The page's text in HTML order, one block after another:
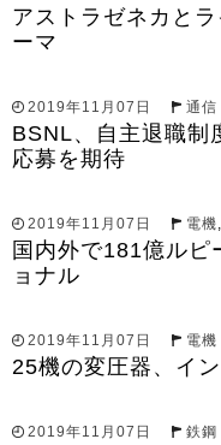
アストラゼネカと
ーマ
2019年11月07日 通信
BSNL、自主退職制
応募を期待
2019年11月07日 電機,
国内外で181億ルピ
ョナル
2019年11月07日 電機
25機の変圧器、イ
2019年11月07日 鉄鋼